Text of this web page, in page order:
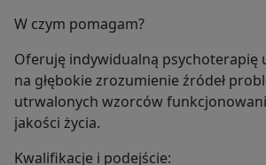
W czym pomagam?
Oferuję indywidualną psychoterapię
na głębokie zrozumienie źródeł
utrwalonych wzorców
jakości życia.
Kwalifikacje i podejście: